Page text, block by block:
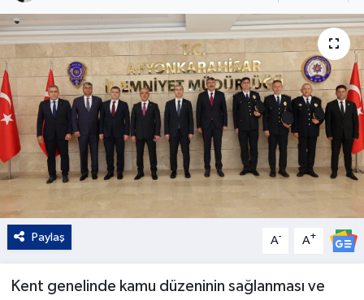
Paylaş A- A+
Kent genelinde kamu düzeninin sağlanması ve